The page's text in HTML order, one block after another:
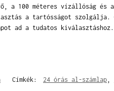
a 100 méteres vízállóság és a
a tartósságot szolgálja.
ad a tudatos kiválasztáshoz.
Címkék: 24 órás al-számlap,